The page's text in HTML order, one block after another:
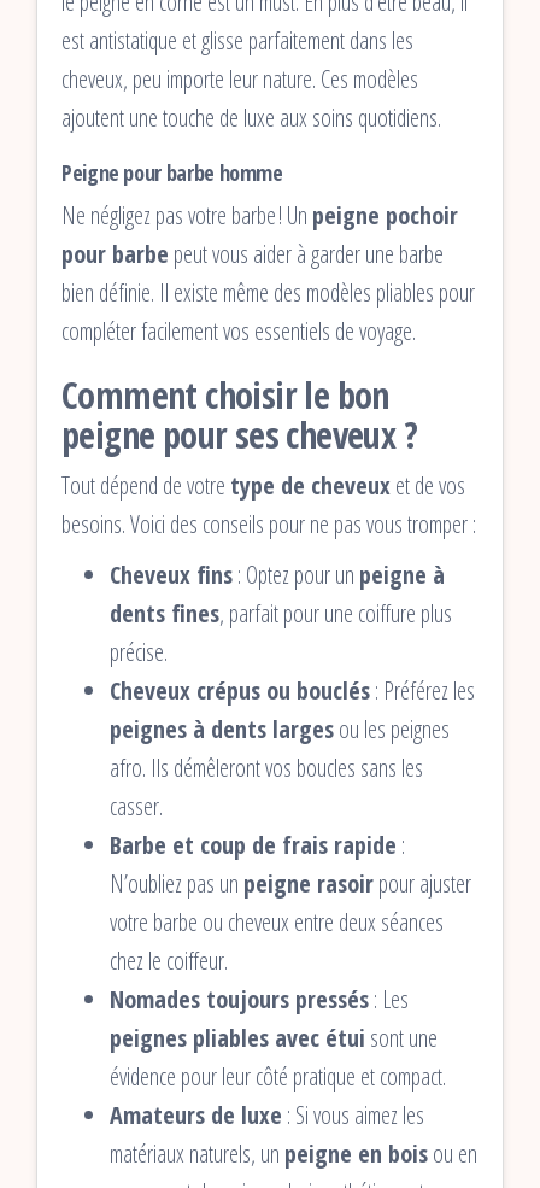
est antistatique et glisse parfaitement dans les
cheveux, peu importe leur nature. Ces modèles
ajoutent une touche de luxe aux soins quotidiens.
Peigne pour barbe homme
Ne négligez pas votre barbe ! Un peigne pochoir
pour barbe peut vous aider à garder une barbe
bien définie. Il existe même des modèles pliables pour
compléter facilement vos essentiels de voyage.
Comment choisir le bon
peigne pour ses cheveux ?
Tout dépend de votre type de cheveuxet de vos
besoins. Voici des conseils pour ne pas vous tromper :
Cheveux fins: Optez pour un peigne à
dents fines, parfait pour une coiffure plus
précise.
Cheveux crépus ou bouclés: Préférez les
peignes à dents largesou les peignes
afro. Ils démêleront vos boucles sans les
casser.
Barbe et coup de frais rapide :
N’oubliez pas un peigne rasoirpour ajuster
votre barbe ou cheveux entre deux séances
chez le coiffeur.
Nomades toujours pressés: Les
peignes pliables avec étui sont une
évidence pour leur côté pratique et compact.
Amateurs de luxe : Si vous aimez les
matériaux naturels, un peigne en boisou en